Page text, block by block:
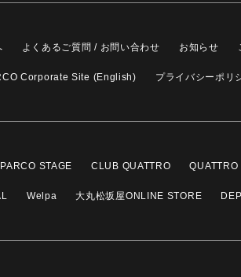
よくあるご質問 / お問い合わせ お知らせ
Corporate Site (English) プライバシーポリ
PARCO STAGE CLUB QUATTRO QUATTRO
Welpa 大丸松坂屋ONLINE STORE